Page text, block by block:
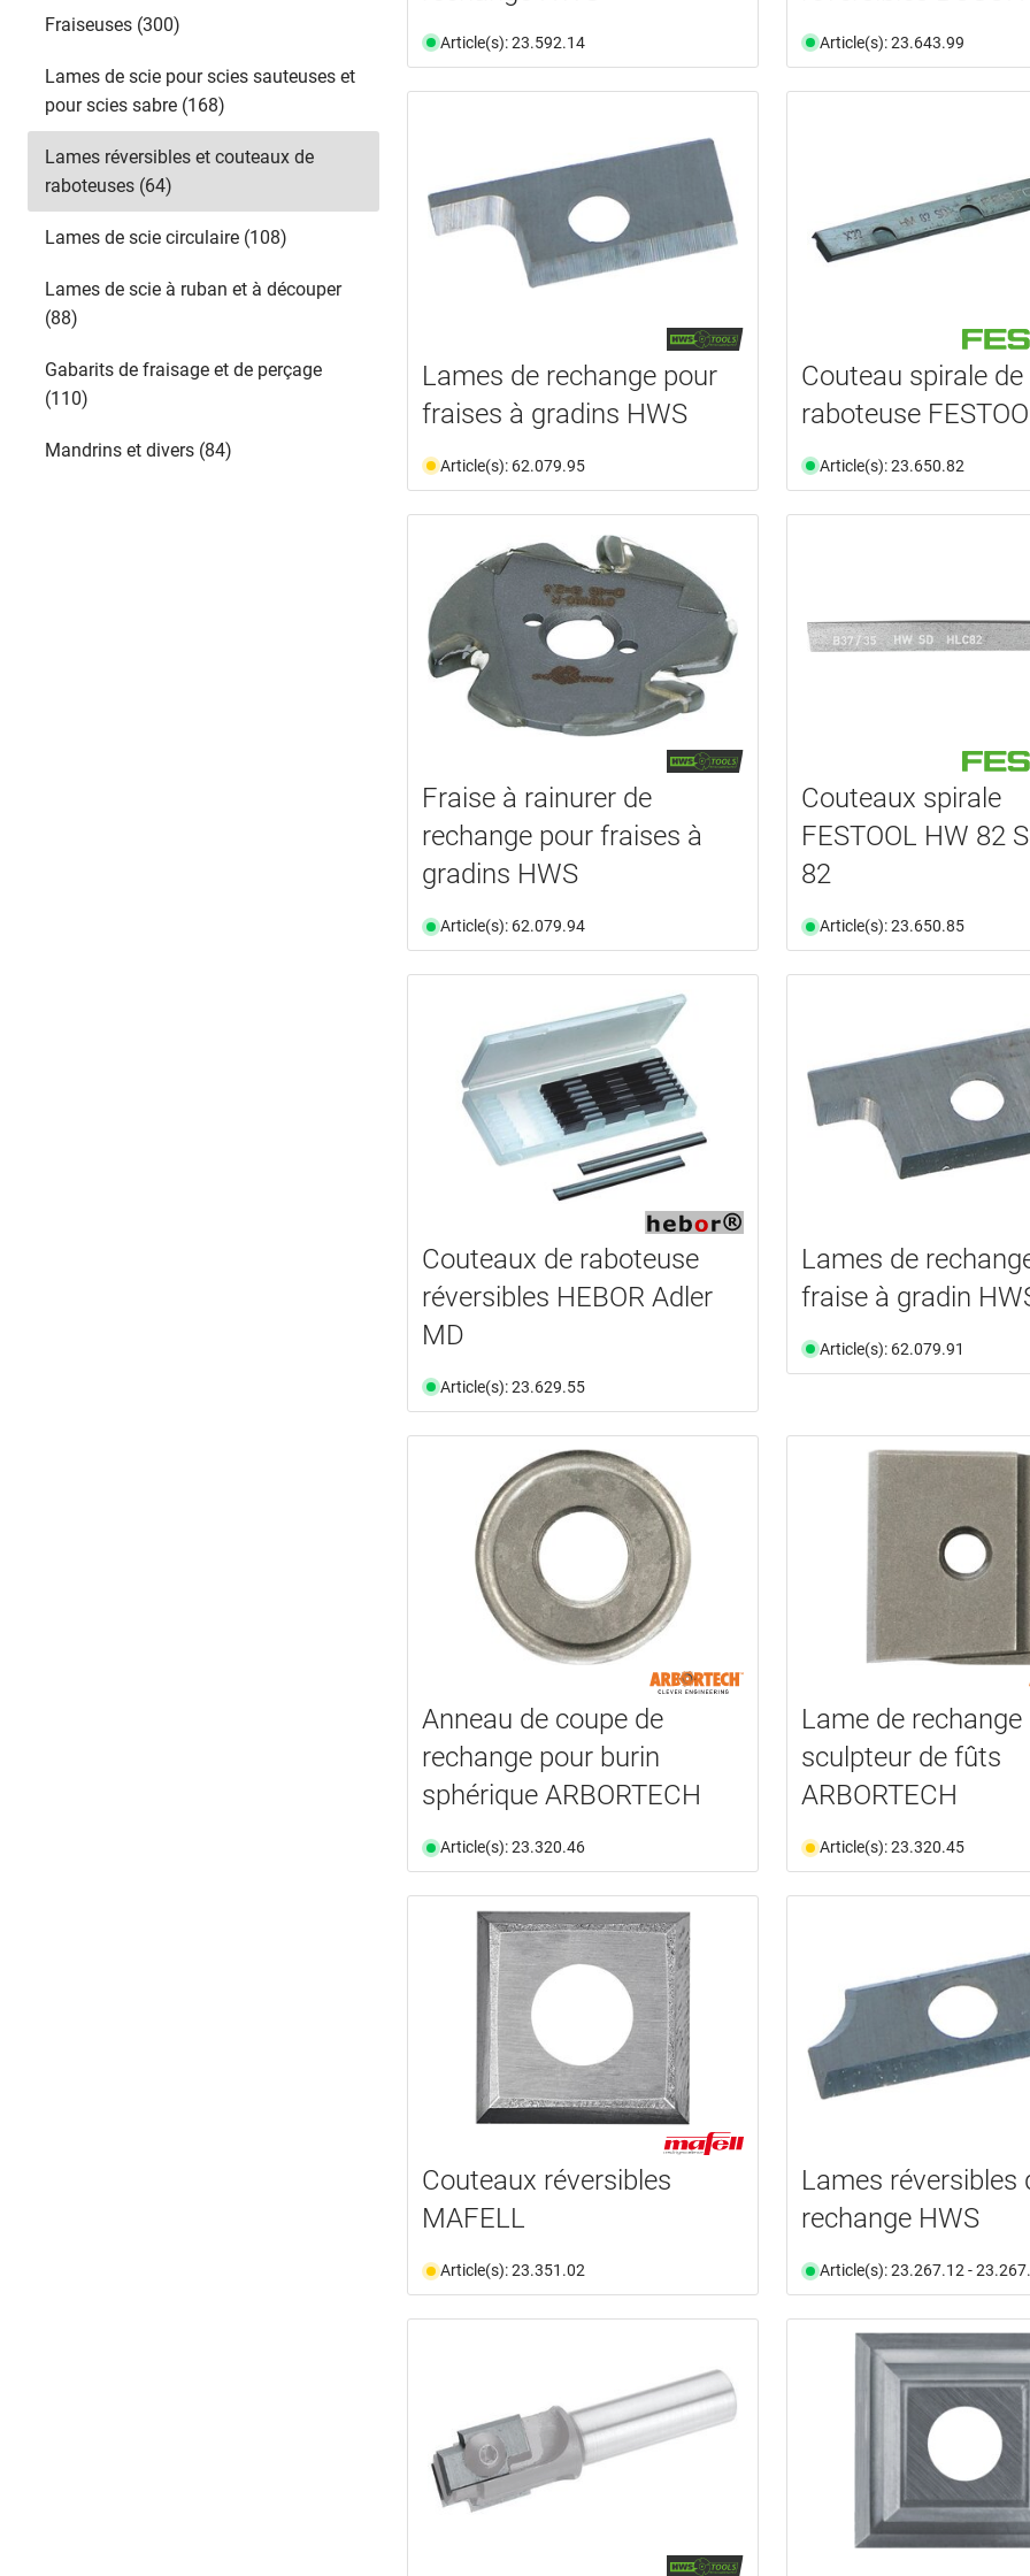
Fraiseuses (300)
Lames de scie pour scies sauteuses et
pour scies sabre (168)
Lames réversibles et couteaux de
raboteuses (64)
Lames de scie circulaire (108)
Lames de scie à ruban et à découper
(88)
Gabarits de fraisage et de perçage
(110)
Mandrins et divers (84)
Article(s): 23.592.14 Article(s): 23.643.99
Lames de rechange pour
fraises à gradins HWS
Article(s): 62.079.95
Couteau spirale de
raboteuse
Article(s): 23.650.82
Fraise à rainurer de
rechange pour fraises à
gradins HWS
Article(s): 62.079.94
Couteaux spirale
FESTOOL HW 82
82
Article(s): 23.650.85
Couteaux de raboteuse
réversibles HEBOR Adler
MD
Article(s): 23.629.55
Lames de
fraise à gradin
Article(s): 62.079.91
Anneau de coupe de
rechange pour burin
sphérique ARBORTECH
Article(s): 23.320.46
Lame de rechange
sculpteur de fûts
ARBORTECH
Article(s): 23.320.45
Couteaux réversibles
MAFELL
Article(s): 23.351.02
Lames réversibles
rechange HWS
Article(s): 23.267.12 -